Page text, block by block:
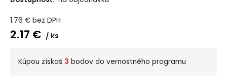
1.76 € bez DPH
2.17 € ks
Kúpou získaš 3 bodov do vernostného programu